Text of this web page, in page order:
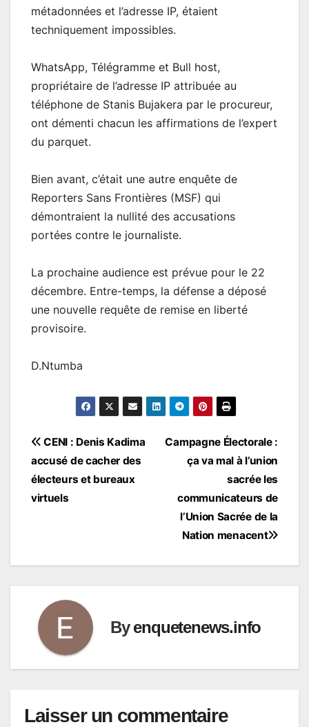
métadonnées et l’adresse IP, étaient
techniquement impossibles.
WhatsApp, Télégramme et Bull host,
propriétaire de l’adresse IP attribuée au
téléphone de Stanis Bujakera par le procureur,
ont démenti chacun les affirmations de l’expert
du parquet.
Bien avant, c’était une autre enquête de
Reporters Sans Frontières (MSF) qui
démontraient la nullité des accusations
portées contre le journaliste.
La prochaine audience est prévue pour le 22
décembre. Entre-temps, la défense a déposé
une nouvelle requête de remise en liberté
provisoire.
D.Ntumba
Navigation
de
l’article
Campagne Électorale :
ça va mal à l’union
sacrée les
communicateurs de
l’Union Sacrée de la
Nation menacent
CENI : Denis Kadima
accusé de cacher des
électeurs et bureaux
virtuels
Byenquetenews.info
Laisser un commentaire